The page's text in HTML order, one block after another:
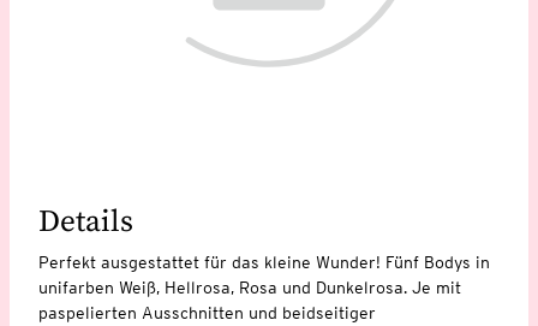
Details
Perfekt ausgestattet für das kleine Wunder! Fünf Bodys in
unifarben Weiß, Hellrosa, Rosa und Dunkelrosa. Je mit
paspelierten Ausschnitten und beidseitiger